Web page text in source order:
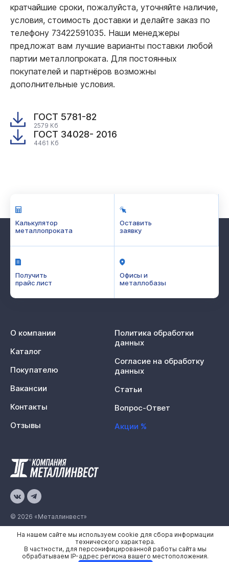
кратчайшие сроки, пожалуйста, уточняйте наличие,
условия, стоимость доставки и делайте заказ по
телефону 73422591035. Наши менеджеры
предложат вам лучшие варианты поставки любой
партии металлопроката. Для постоянных
покупателей и партнёров возможны
дополнительные условия.
ГОСТ 5781-82
2579 Кб
ГОСТ 34028- 2016
4461 Кб
Калькулятор
металлопроката
Оставить
заявку
Получить
прайс лист
Офисы и
металлобазы
© 2026 «Металлинвест»
Политика конфиденциальности
Карта сайта
О компании
Каталог
Покупателю
Вакансии
Контакты
Отзывы
Политика обработки
данных
Согласие на обработку
данных
Статьи
Вопрос-Ответ
Акции %
На нашем сайте мы используем cookie для сбора информации
технического характера.
В частности, для персонифицированной работы сайта мы
обрабатываем IP-адрес региона вашего местоположения.